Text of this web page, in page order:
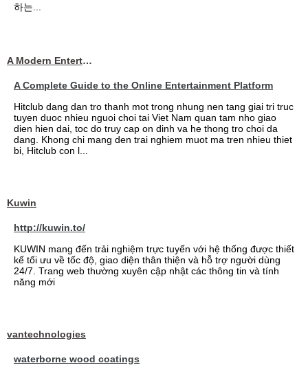
하는...
A Modern Entertainment Platform Bringing
A Complete Guide to the Online Entertainment Platform
Hitclub dang dan tro thanh mot trong nhung nen tang giai tri truc
tuyen duoc nhieu nguoi choi tai Viet Nam quan tam nho giao
dien hien dai, toc do truy cap on dinh va he thong tro choi da
dang. Khong chi mang den trai nghiem muot ma tren nhieu thiet
bi, Hitclub con l...
Kuwin
http://kuwin.to/
KUWIN mang đến trải nghiệm trực tuyến với hệ thống được thiết
kế tối ưu về tốc độ, giao diện thân thiện và hỗ trợ người dùng
24/7. Trang web thường xuyên cập nhật các thông tin và tính
năng mới
vantechnologies
waterborne wood coatings